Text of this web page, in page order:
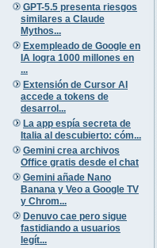
GPT-5.5 presenta riesgos
similares a Claude
Mythos...
Exempleado de Google en
IA logra 1000 millones en
...
Extensión de Cursor AI
accede a tokens de
desarrol...
La app espía secreta de
Italia al descubierto: cóm...
Gemini crea archivos
Office gratis desde el chat
Gemini añade Nano
Banana y Veo a Google TV
y Chrom...
Denuvo cae pero sigue
fastidiando a usuarios
legít...